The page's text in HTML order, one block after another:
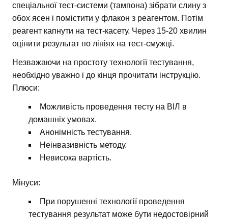
спеціальної тест-системи (тампона) зібрати слину з
обох ясен і помістити у флакон з реагентом. Потім
реагент капнути на тест-касету. Через 15-20 хвилин
оцінити результат по лініях на тест-смужці.
Незважаючи на простоту технології тестування,
необхідно уважно і до кінця прочитати інструкцію.
Плюси:
Можливість проведення тесту на ВІЛ в
домашніх умовах.
Анонімність тестування.
Неінвазивність методу.
Невисока вартість.
Мінуси:
При порушенні технології проведення
тестування результат може бути недостовірний